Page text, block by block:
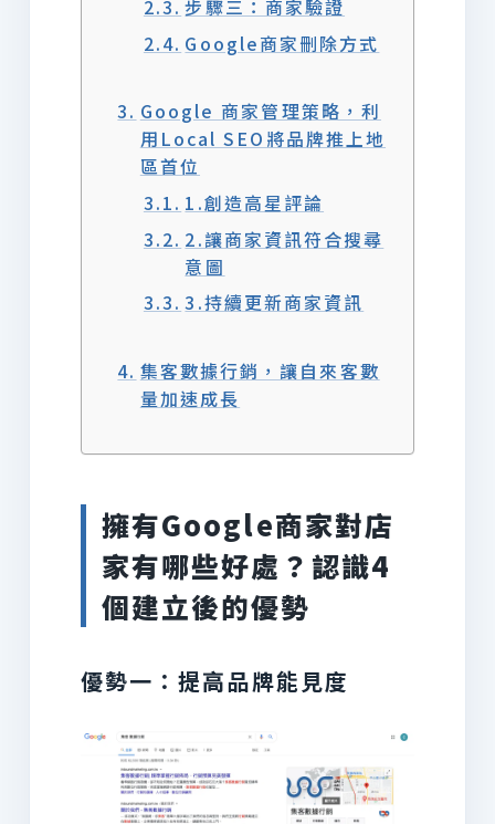
步驟三：商家驗證
Google商家刪除方式
Google 商家管理策略，利
用Local SEO將品牌推上地
區首位
1.創造高星評論
2.讓商家資訊符合搜尋
意圖
3.持續更新商家資訊
集客數據行銷，讓自來客數
量加速成長
擁有Google商家對店
家有哪些好處？認識4
個建立後的優勢
優勢一：提高品牌能見度